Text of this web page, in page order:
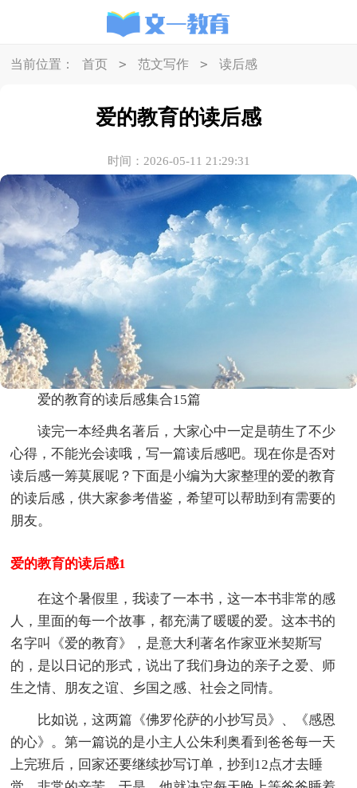
当前位置： 首页 > 范文写作 > 读后感
爱的教育的读后感
时间：2026-05-11 21:29:31
爱的教育的读后感集合15篇
读完一本经典名著后，大家心中一定是萌生了不少
心得，不能光会读哦，写一篇读后感吧。现在你是否对
读后感一筹莫展呢？下面是小编为大家整理的爱的教育
的读后感，供大家参考借鉴，希望可以帮助到有需要的
朋友。
爱的教育的读后感1
在这个暑假里，我读了一本书，这一本书非常的感
人，里面的每一个故事，都充满了暖暖的爱。这本书的
名字叫《爱的教育》，是意大利著名作家亚米契斯写
的，是以日记的形式，说出了我们身边的亲子之爱、师
生之情、朋友之谊、乡国之感、社会之同情。
比如说，这两篇《佛罗伦萨的小抄写员》、《感恩
的心》。第一篇说的是小主人公朱利奥看到爸爸每一天
上完班后，回家还要继续抄写订单，抄到12点才去睡